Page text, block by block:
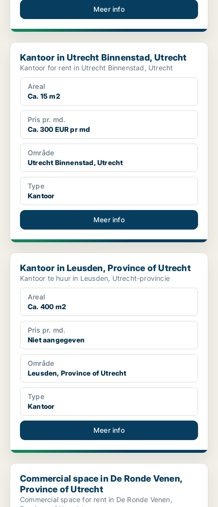
Meer info
Kantoor in Utrecht Binnenstad, Utrecht
Kantoor in Utrecht Binnenstad, Utrecht
Kantoor for rent in Utrecht Binnenstad, Utrecht
Areal
Ca. 15 m2
Pris pr. md.
Ca. 300 EUR pr md
Område
Utrecht Binnenstad, Utrecht
Type
Kantoor
Meer info
Kantoor in Leusden, Province of Utrecht
Kantoor in Leusden, Province of Utrecht
Kantoor te huur in Leusden, Utrecht-provincie
Areal
Ca. 400 m2
Pris pr. md.
Niet aangegeven
Område
Leusden, Province of Utrecht
Type
Kantoor
Meer info
Commercial space in De Ronde Venen, Province of Utrecht
Commercial space in De Ronde Venen,
Province of Utrecht
Commercial space for rent in De Ronde Venen,